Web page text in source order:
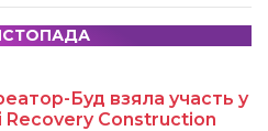
Буд взяла участь у
Recovery Construction